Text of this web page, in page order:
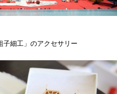
子細工」のアクセサリー